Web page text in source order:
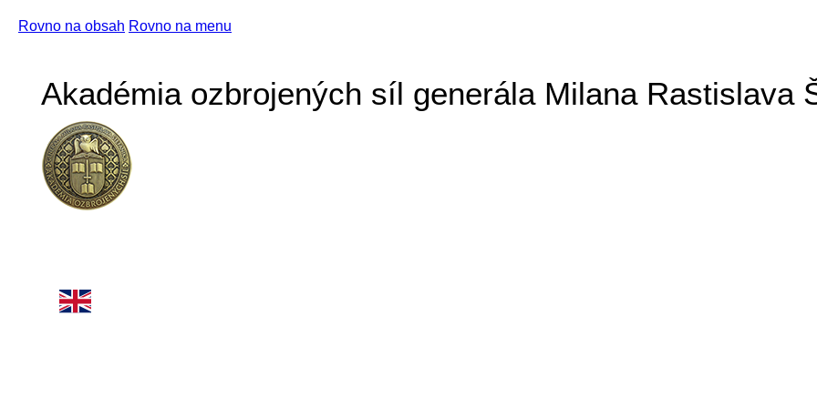
Rovno na obsah Rovno na menu
Akadémia ozbrojených síl generála Milana Rastislava